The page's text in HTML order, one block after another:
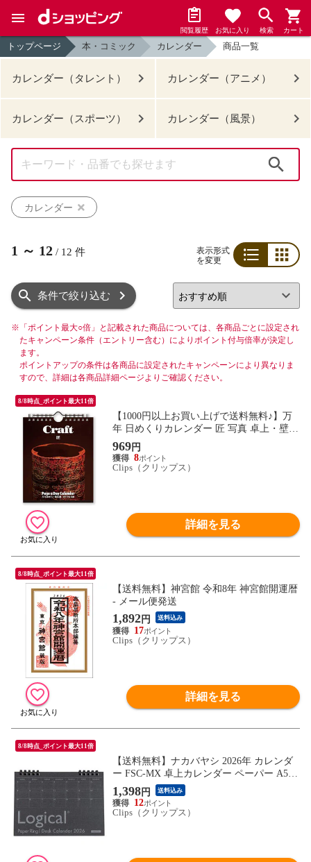
閲覧履歴 お気に入り 検索 カート
トップページ 本・コミック カレンダー 商品一覧
カレンダー（タレント） カレンダー（アニメ）
カレンダー（スポーツ） カレンダー（風景）
カレンダー
1 ～ 12 / 12 件
表示形式
を変更
条件で絞り込む
※ 「ポイント最大○倍」と記載された商品については、各商品ごとに設定され
たキャンペーン条件（エントリー含む）によりポイント付与倍率が決定し
ます。
ポイントアップの条件は各商品に設定されたキャンペーンにより異なりま
すので、詳細は各商品詳細ページよりご確認ください。
8/8時点_ポイント最大11倍
【1000円以上お買い上げで送料無料♪】万
年 日めくりカレンダー 匠 写真 卓上・壁掛
け両用 QRコード付 Web連動 ポストカード
付 ギフト 新日本カレンダー - メール便発
送
969円
8
Clips（クリップス）
詳細を見る
8/8時点_ポイント最大11倍
【送料無料】神宮館 令和8年 神宮館開運暦
- メール便発送
1,892円 送料込み
17
Clips（クリップス）
詳細を見る
8/8時点_ポイント最大11倍
【送料無料】ナカバヤシ 2026年 カレンダ
ー FSC-MX 卓上カレンダー ペーパー A5
ブラック ブロック - メール便発送
1,398円 送料込み
12
Clips（クリップス）